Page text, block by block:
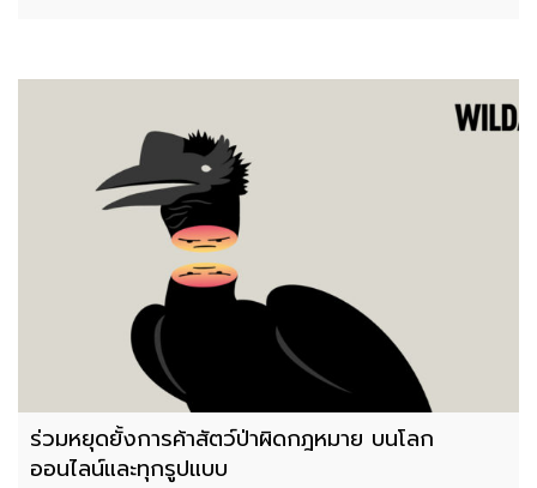
ร่วมหยุดยั้งการค้าสัตว์ป่าผิดกฎหมาย บนโลก
ออนไลน์และทุกรูปแบบ